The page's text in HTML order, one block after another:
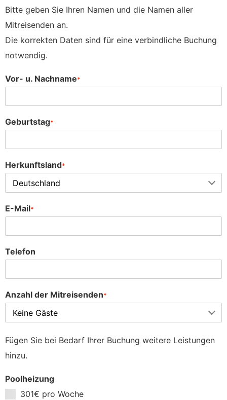
Bitte geben Sie Ihren Namen und die Namen aller
Mitreisenden an.
Die korrekten Daten sind für eine verbindliche Buchung
notwendig.
Vor- u. Nachname*
Geburtstag*
Herkunftsland*
E-Mail*
Telefon
Anzahl der Mitreisenden*
Fügen Sie bei Bedarf Ihrer Buchung weitere Leistungen
hinzu.
Poolheizung
301€ pro Woche